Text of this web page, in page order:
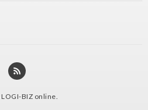
LOGI-BIZ online